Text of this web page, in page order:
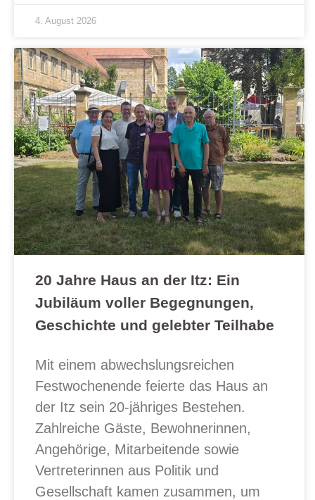
4. August 2026
20 Jahre Haus an der Itz: Ein
Jubiläum voller Begegnungen,
Geschichte und gelebter Teilhabe
Mit einem abwechslungsreichen
Festwochenende feierte das Haus an
der Itz sein 20-jähriges Bestehen.
Zahlreiche Gäste, Bewohnerinnen,
Angehörige, Mitarbeitende sowie
Vertreterinnen aus Politik und
Gesellschaft kamen zusammen, um